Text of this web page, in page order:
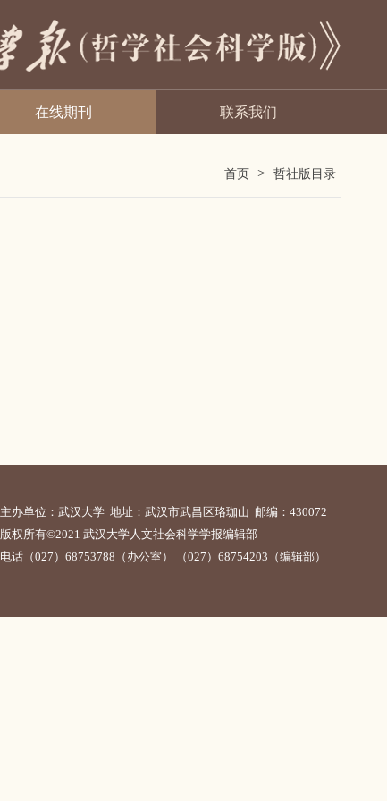
在线期刊 联系我们
首页 > 哲社版目录
主办单位：武汉大学 地址：武汉市武昌区珞珈山 邮编：430072
版权所有©2021 武汉大学人文社会科学学报编辑部
电话（027）68753788（办公室） （027）68754203（编辑部）